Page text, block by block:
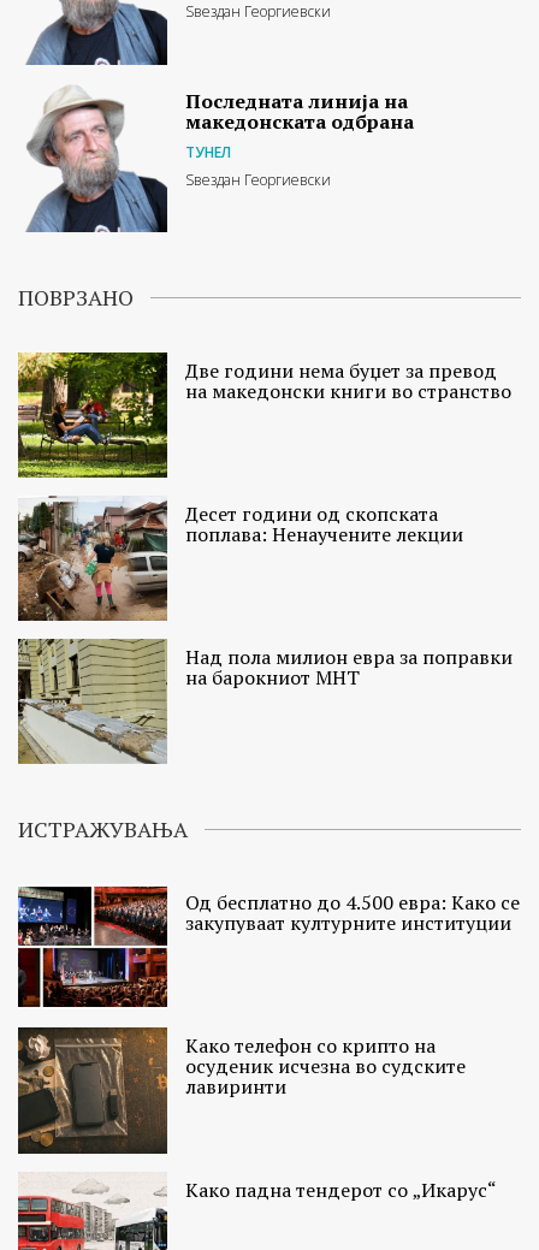
Ѕвездан Георгиевски
Последната линија на
македонската одбрана
ТУНЕЛ
Ѕвездан Георгиевски
ПОВРЗАНО
Две години нема буџет за превод
на македонски книги во странство
Десет години од скопската
поплава: Ненаучените лекции
Над пола милион евра за поправки
на барокниот МНТ
ИСТРАЖУВАЊА
Од бесплатно до 4.500 евра: Како се
закупуваат културните институции
Како телефон со крипто на
осуденик исчезна во судските
лавиринти
Како падна тендерот со „Икарус“